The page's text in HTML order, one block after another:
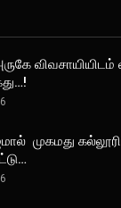
ஜமால் முகமது